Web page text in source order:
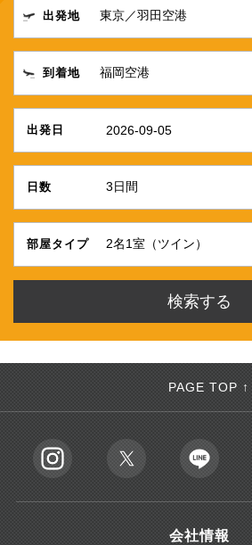
出発地
到着地
出発日 2026-09-05
日数
部屋タイプ
PAGE TOP ↑
会社情報